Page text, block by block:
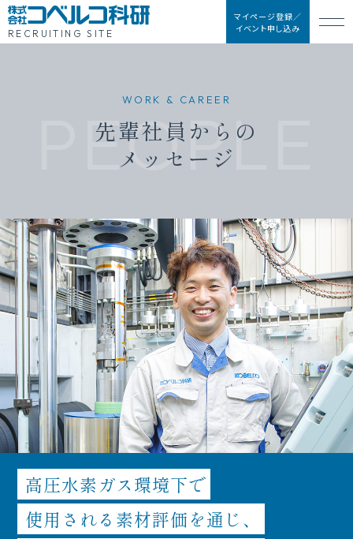
RECRUITING SITE
マイページ登録／
イベント申し込み
WORK & CAREER
PEOPLE
先輩社員からの
メッセージ
高圧水素ガス環境下で
使用される素材評価を通じ、